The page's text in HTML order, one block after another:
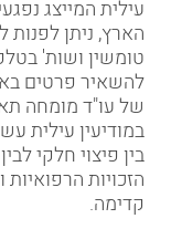
עילית המייצג
הארץ, ניתן
טומשין ושות'
להשאיר פרטים
של עו"ד מומחה
במודיעין עילית
בין פיצוי חלקי
הזכויות
קדימה.